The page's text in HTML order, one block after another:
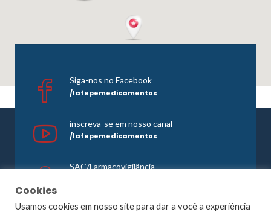
Siga-nos no Facebook
/lafepemedicamentos
inscreva-se em nosso canal
/lafepemedicamentos
SAC/Farmacovigilância
Cookies
Usamos cookies em nosso site para dar a você a experiência